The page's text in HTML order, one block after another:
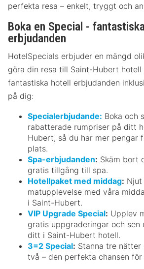
perfekta resa – enkelt, tryggt och
Boka en Special -
erbjudanden
HotelSpecials erbjuder en mängd
göra din resa till Saint-Hubert hotell
fantastiska hotell erbjudanden
på dig:
Specialerbjudande: Boka och
rabatterade rumpriser på ditt
Hubert, så du har mer pengar
plats.
Spa-erbjudanden: Skäm bort
gratis tillgång till spa.
Hotellpaket med middag: Njut
matupplevelse med våra
i Saint-Hubert.
VIP Upgrade Special: Upplev
gratis uppgraderingar och sen
ditt i Saint-Hubert hotell.
3=2 Special: Stanna tre nätter
två – den perfekta chansen